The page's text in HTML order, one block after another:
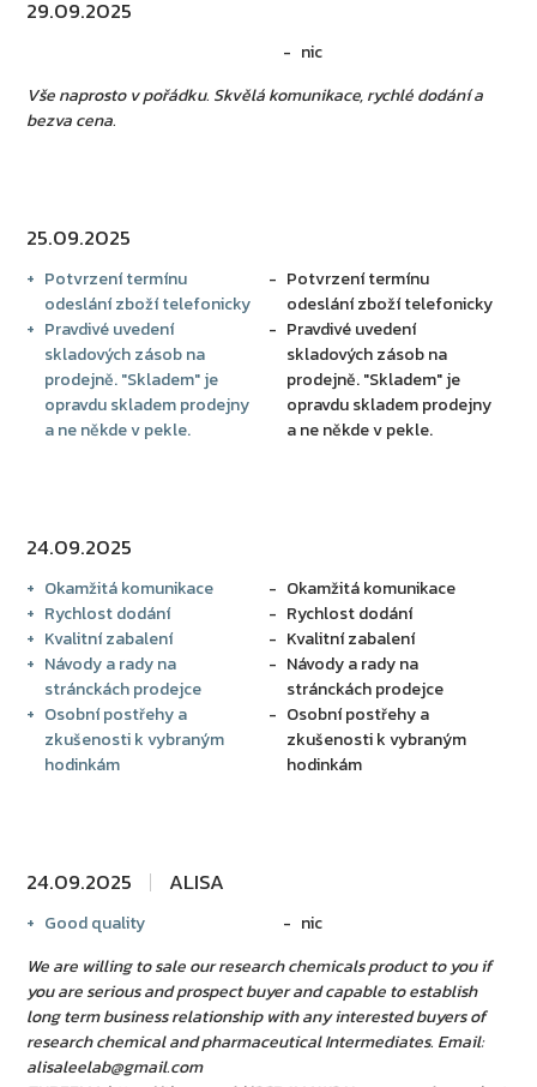
29.09.2025
nic
Vše naprosto v pořádku. Skvělá komunikace, rychlé dodání a
bezva cena.
25.09.2025
Potvrzení termínu
odeslání zboží telefonicky
Pravdivé uvedení
skladových zásob na
prodejně. "Skladem" je
opravdu skladem prodejny
a ne někde v pekle.
Potvrzení termínu
odeslání zboží telefonicky
Pravdivé uvedení
skladových zásob na
prodejně. "Skladem" je
opravdu skladem prodejny
a ne někde v pekle.
24.09.2025
Okamžitá komunikace
Rychlost dodání
Kvalitní zabalení
Návody a rady na
stránckách prodejce
Osobní postřehy a
zkušenosti k vybraným
hodinkám
Okamžitá komunikace
Rychlost dodání
Kvalitní zabalení
Návody a rady na
stránckách prodejce
Osobní postřehy a
zkušenosti k vybraným
hodinkám
24.09.2025 ALISA
Good quality
nic
We are willing to sale our research chemicals product to you if
you are serious and prospect buyer and capable to establish
long term business relationship with any interested buyers of
research chemical and pharmaceutical Intermediates. Email:
alisaleelab@gmail.com